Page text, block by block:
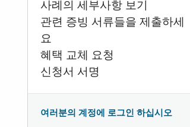
사례의 세부사항 보기
관련 증빙 서류들을 제출하세
요
혜택 교체 요청
신청서 서명
여러분의 계정에 로그인 하십시오